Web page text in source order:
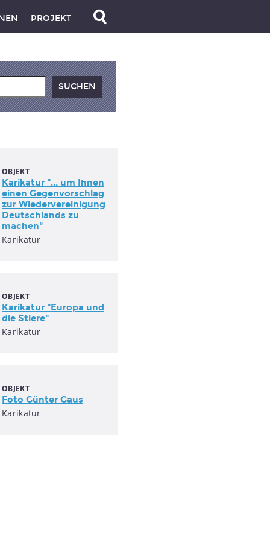
PROJEKT
OBJEKT
Karikatur "... um Ihnen
einen Gegenvorschlag
zur Wiedervereinigung
Deutschlands zu
machen"
Karikatur
OBJEKT
Karikatur "Europa und
die Stiere"
Karikatur
OBJEKT
Foto Günter Gaus
Karikatur